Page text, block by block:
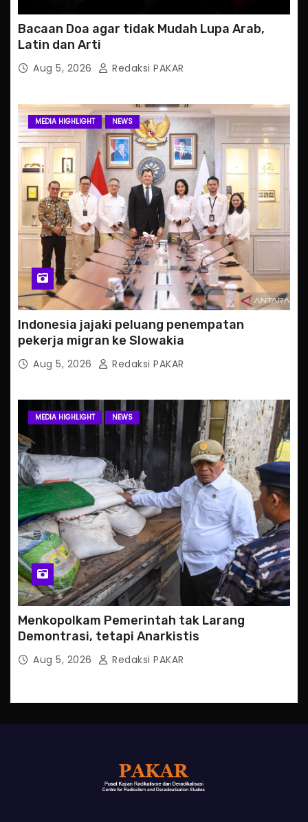
Bacaan Doa agar tidak Mudah Lupa Arab,
Latin dan Arti
Aug 5, 2026 Redaksi PAKAR
MEDIA HIGHLIGHT NEWS
Indonesia jajaki peluang penempatan
pekerja migran ke Slowakia
Aug 5, 2026 Redaksi PAKAR
MEDIA HIGHLIGHT NEWS
Menkopolkam Pemerintah tak Larang
Demontrasi, tetapi Anarkistis
Aug 5, 2026 Redaksi PAKAR